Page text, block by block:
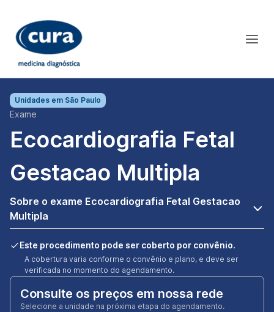
Unidades em São Paulo
Exame
Ecocardiografia Fetal
Gestacao Multipla
Sobre o exame Ecocardiografia Fetal Gestacao
Multipla
Este procedimento pode ser coberto por convênio.
A cobertura varia conforme o convênio e plano, e deve ser
verificada no momento do agendamento.
Consulte os preços em nossa rede
Selecione a unidade na próxima etapa do agendamento.